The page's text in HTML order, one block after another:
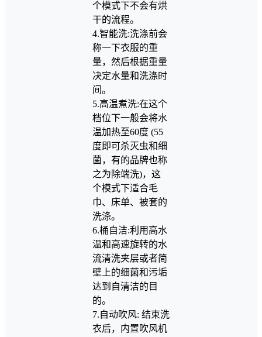
个模式下不会有烘
干的流程。
4.智能洗:洗涤前会
称一下衣服的重
量，然后根据重量
决定水量和洗涤时
间。
5.高温煮洗:在这个
档位下一般会将水
温加热至60度 (55
度即可杀灭虫和细
菌，有的品牌也称
之为除端洗)，这
个模式下适合毛
巾、床单、被套的
洗涤。
6.桶自洁:利用高水
温和高速旋转的水
流清洗夹层或者简
壁上的细菌和污垢
达到自清洁的目
的。
7.自动吹风: 结束洗
衣后，内置吹风机